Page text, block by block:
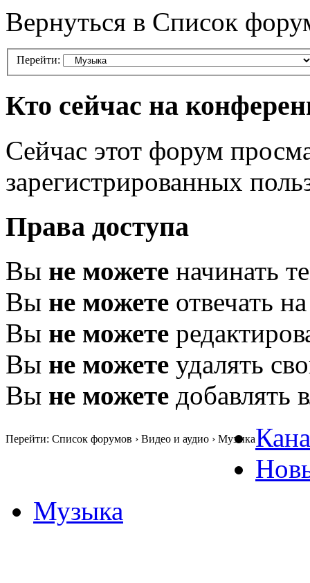
Вернуться в Список
Перейти:
Кто сейчас на
Сейчас этот форум
зарегистрированных
Права доступа
Вы не можете начинать
Вы не можете отвечать
Вы не можете
Вы не можете удалять
Вы не можете добавлять
Перейти: Список форумов › Видео и аудио › Музыка
Музыка